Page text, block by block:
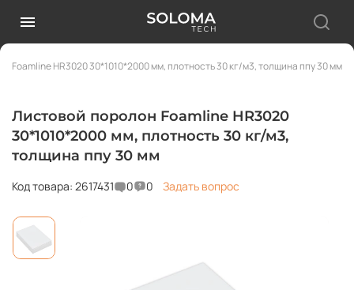
Foamline HR3020 30*1010*2000 мм, плотность 30 кг/м3, толщина ппу 30 мм
Листовой поролон Foamline HR3020
30*1010*2000 мм, плотность 30 кг/м3,
толщина ппу 30 мм
Код товара: 2617431 0 0 Задать вопрос